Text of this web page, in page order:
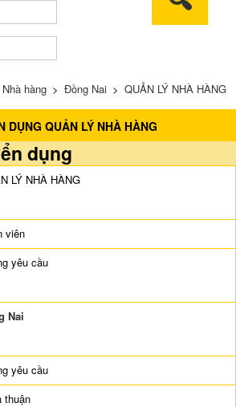
hàng > Đồng Nai > QUẢN LÝ NHÀ HÀNG
DỤNG QUẢN LÝ NHÀ HÀNG
dụng
LÝ NHÀ HÀNG
viên
yêu cầu
Nai
yêu cầu
thuận